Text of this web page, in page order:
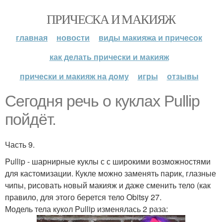
ПРИЧЕСКА И МАКИЯЖ
главная новости
виды макияжа и причесок
как делать прически и макияж
прически и макияж на дому
игры отзывы
Сегодня речь о куклах Pullip
пойдёт.
Часть 9.
Pullip - шарнирные куклы с с широкими возможностями
для кастомизации. Кукле можно заменять парик, глазные
чипы, рисовать новый макияж и даже сменить тело (как
правило, для этого берется тело Obitsy 27.
Модель тела кукол Pullip изменялась 2 раза: